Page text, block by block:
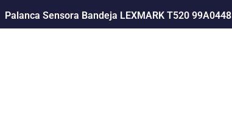
Palanca Sensora Bandeja LEXMARK T520 99A0448